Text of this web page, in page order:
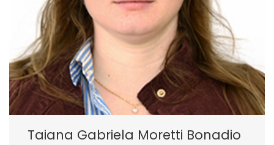
Taiana Gabriela Moretti Bonadio